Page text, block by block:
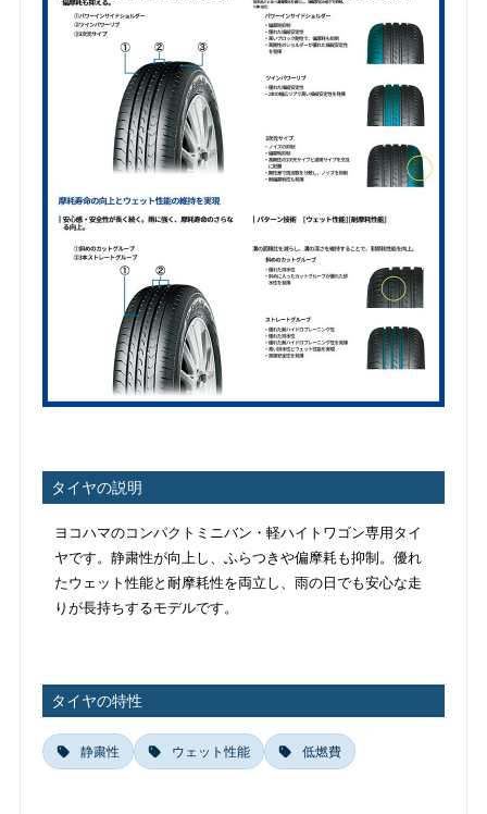
タイヤの説明
ヨコハマのコンパクトミニバン・軽ハイトワゴン専用タイ
ヤです。静粛性が向上し、ふらつきや偏摩耗も抑制。優れ
たウェット性能と耐摩耗性を両立し、雨の日でも安心な走
りが長持ちするモデルです。
タイヤの特性
静粛性 ウェット性能 低燃費